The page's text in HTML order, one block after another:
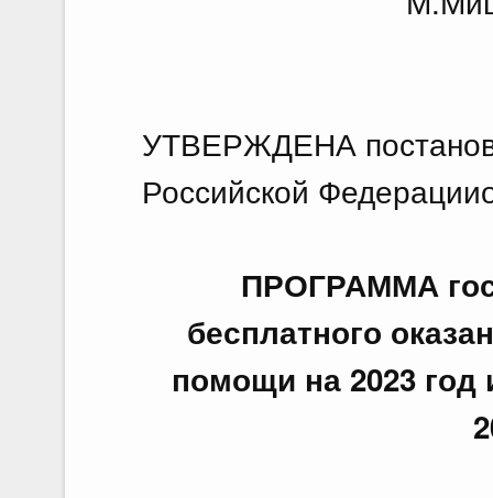
УТВЕРЖДЕНА
Российской
ПРОГРАММА
бесплатного
помощи на 2023